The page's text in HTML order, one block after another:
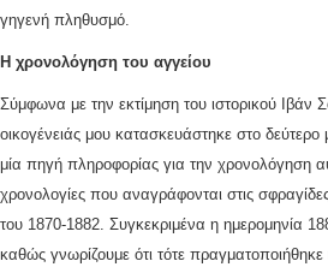
γηγενή πληθυσμό.
Η χρονολόγηση του αγγείου
Σύμφωνα με την εκτίμηση του ιστορικού Ιβάν
οικογένειάς μου κατασκευάστηκε στο
μία πηγή πληροφορίας για την χρονολόγηση
χρονολογίες που αναγράφονται στις
του 1870-1882. Συγκεκριμένα η ημερομηνία
καθώς γνωρίζουμε ότι τότε